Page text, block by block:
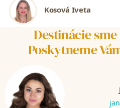
Kosová Iveta
Destinácie
Poskytneme